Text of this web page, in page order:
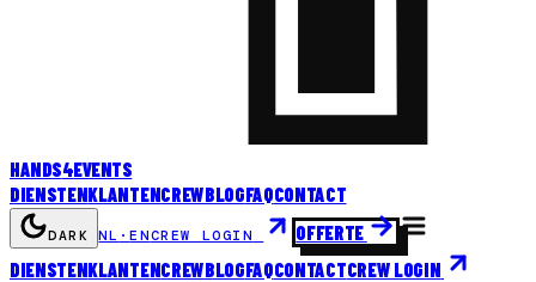
HANDS4EVENTS
DIENSTENKLANTENCREWBLOGFAQCONTACT
DARK NL ·ENCREW LOGIN
OFFERTE
DIENSTENKLANTENCREWBLOGFAQCONTACTCREW LOGIN